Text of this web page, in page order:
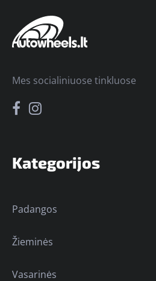
Kategorijos
Padangos
Žieminės
Vasarinės
Mes socialiniuose tinkluose